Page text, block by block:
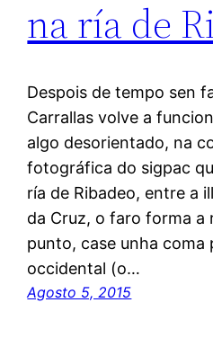
na ría de
Despois de tempo sen
Carrallas volve a
algo desorientado, na
fotográfica do sigpac
ría de Ribadeo, entre a
da Cruz, o faro forma a
punto, case unha coma
occidental (o…
Agosto 5, 2015